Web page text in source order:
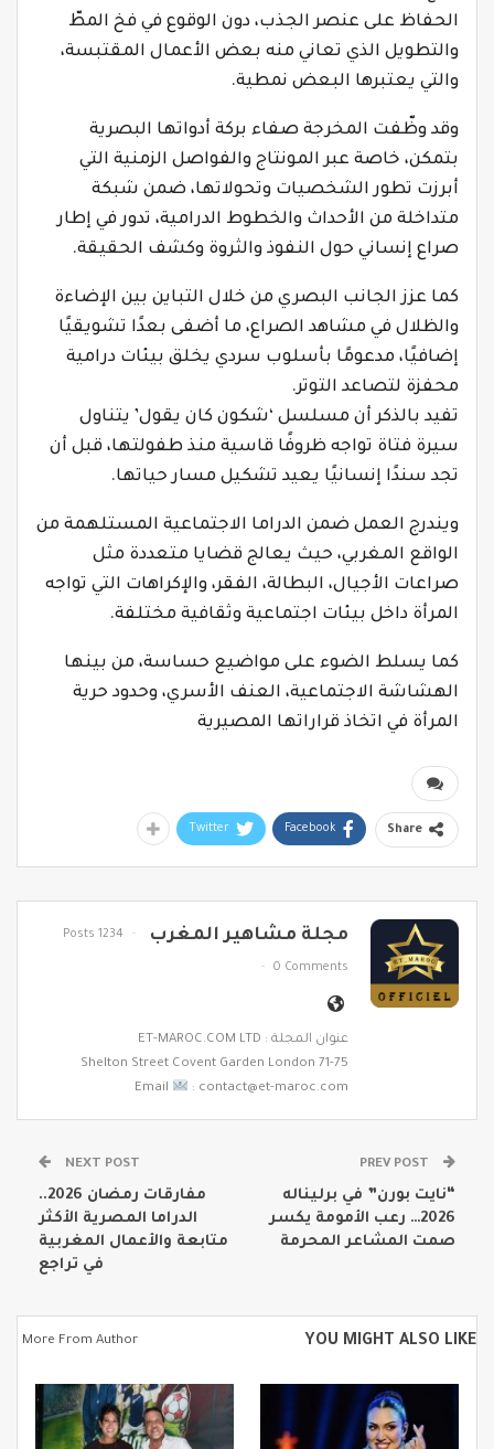
الحفاظ على عنصر الجذب، دون الوقوع في فخ المطّ
والتطويل الذي تعاني منه بعض الأعمال المقتبسة،
والتي يعتبرها البعض نمطية.
وقد وظّفت المخرجة صفاء بركة أدواتها البصرية
بتمكن، خاصة عبر المونتاج والفواصل الزمنية التي
أبرزت تطور الشخصيات وتحولاتها، ضمن شبكة
متداخلة من الأحداث والخطوط الدرامية، تدور في إطار
صراع إنساني حول النفوذ والثروة وكشف الحقيقة.
كما عزز الجانب البصري من خلال التباين بين الإضاءة
والظلال في مشاهد الصراع، ما أضفى بعدًا تشويقيًا
إضافيًا، مدعومًا بأسلوب سردي يخلق بيئات درامية
محفزة لتصاعد التوتر.
تفيد بالذكر أن مسلسل ‘شكون كان يقول’ يتناول
سيرة فتاة تواجه ظروفًا قاسية منذ طفولتها، قبل أن
تجد سندًا إنسانيًا يعيد تشكيل مسار حياتها.
ويندرج العمل ضمن الدراما الاجتماعية المستلهمة من
الواقع المغربي، حيث يعالج قضايا متعددة مثل
صراعات الأجيال، البطالة، الفقر، والإكراهات التي تواجه
المرأة داخل بيئات اجتماعية وثقافية مختلفة.
كما يسلط الضوء على مواضيع حساسة، من بينها
الهشاشة الاجتماعية، العنف الأسري، وحدود حرية
المرأة في اتخاذ قراراتها المصيرية⁩
Share
Facebook
Twitter
مجلة مشاهير المغرب 1234 Posts
0 Comments
عنوان المجلة : ET-MAROC.COM LTD
71-75 Shelton Street Covent Garden London
Email
: contact@et-maroc.com
“نايت بورن” في برليناله
2026… رعب الأمومة يكسر
صمت المشاعر المحرمة
NEXT POST
مفارقات رمضان 2026..
الدراما المصرية الأكثر
متابعة والأعمال المغربية
في تراجع
YOU MIGHT ALSO LIKE
More From Author